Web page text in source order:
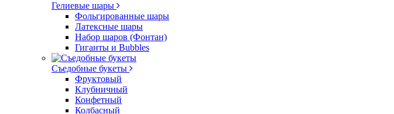
Гелиевые шары
Фольгированные шары
Латексные шары
Набор шаров (Фонтан)
Гиганты и Bubbles
Съедобные букеты
Фруктовый
Клубничный
Конфетный
Колбасный